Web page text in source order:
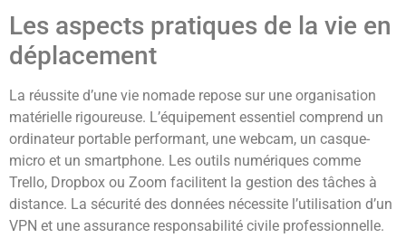
Les aspects pratiques de la vie en
déplacement
La réussite d’une vie nomade repose sur une organisation
matérielle rigoureuse. L’équipement essentiel comprend un
ordinateur portable performant, une webcam, un casque-
micro et un smartphone. Les outils numériques comme
Trello, Dropbox ou Zoom facilitent la gestion des tâches à
distance. La sécurité des données nécessite l’utilisation d’un
VPN et une assurance responsabilité civile professionnelle.